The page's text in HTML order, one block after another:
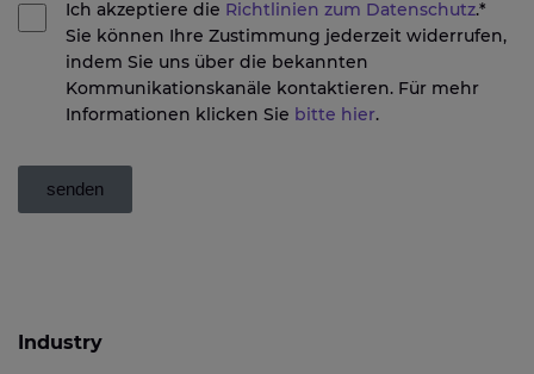
Ich akzeptiere die Richtlinien zum Datenschutz.*
Sie können Ihre Zustimmung jederzeit widerrufen,
indem Sie uns über die bekannten
Kommunikationskanäle kontaktieren. Für mehr
Informationen klicken Sie bitte hier.
senden
Industry